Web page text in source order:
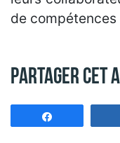
de
Partager cet